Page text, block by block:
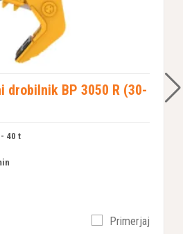
drobilnik BP 3050 R (30-
40 t
Primerjaj